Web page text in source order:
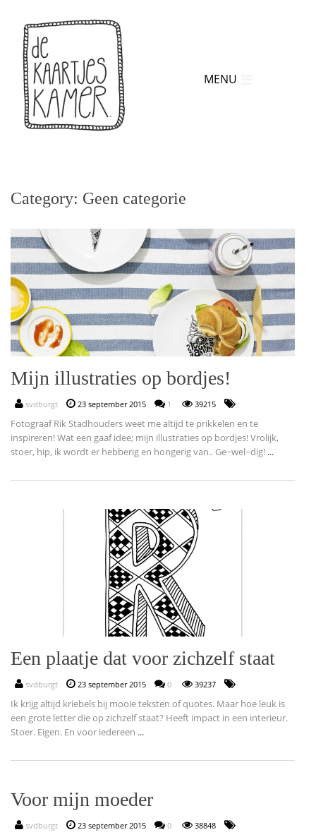
MENU
Category: Geen categorie
Mijn illustraties op bordjes!
svdburgt 23 september 2015 1 39215
Fotograaf Rik Stadhouders weet me altijd te prikkelen en te
inspireren! Wat een gaaf idee; mijn illustraties op bordjes! Vrolijk,
stoer, hip, ik wordt er hebberig en hongerig van.. Ge~wel~dig! ...
Een plaatje dat voor zichzelf staat
svdburgt 23 september 2015 0 39237
Ik krijg altijd kriebels bij mooie teksten of quotes. Maar hoe leuk is
een grote letter die op zichzelf staat? Heeft impact in een interieur.
Stoer. Eigen. En voor iedereen ...
Voor mijn moeder
svdburgt 23 september 2015 0 38848